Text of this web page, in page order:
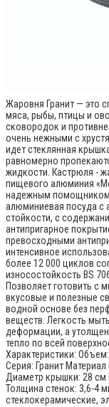
Жаровня Гранит — это
мяса, рыбы, птицы и
сковородок и
очень нежными с
идет стеклянная
равномерно
жидкости. Кастрюля -
пищевого алюминия
надежным помощником
алюминиевая посуда с
стойкости, с
антипригарное
превосходными
интенсивное
более 12 000 циклов
износостойкость BS
Позволяет готовить с
вкусовые и полезные
водной основе без
веществ. Легкость
деформации, а
тепло по всей
Характеристики:
Серия: Гранит
Диаметр крышки: 28 см
Толщина стенок: 3,6-4
стеклокерамические,